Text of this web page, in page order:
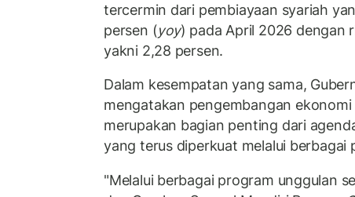
tercermin dari pembiayaan syariah
persen (yoy) pada April 2026 dengan
yakni 2,28 persen.
Dalam kesempatan yang sama,
mengatakan pengembangan
merupakan bagian penting dari
yang terus diperkuat melalui berbagai
"Melalui berbagai program unggulan